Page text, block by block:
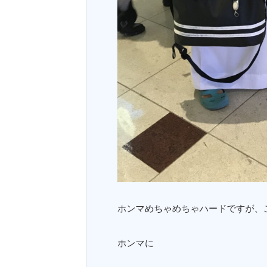
ホンマめちゃめちゃハードですが
ホンマに